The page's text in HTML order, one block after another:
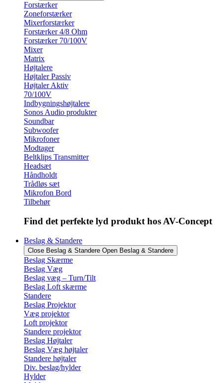
Forstærker
Zoneforstærker
Mixerforstærker
Forstærker 4/8 Ohm
Forstærker 70/100V
Mixer
Matrix
Højtalere
Højtaler Passiv
Højtaler Aktiv
70/100V
Indbygningshøjtalere
Sonos Audio produkter
Soundbar
Subwoofer
Mikrofoner
Modtager
Beltklips Transmitter
Headsæt
Håndholdt
Trådløs sæt
Mikrofon Bord
Tilbehør
Find det perfekte lyd produkt hos AV-Concept
Beslag & Standere
Close Beslag & Standere Open Beslag & Standere
Beslag Skærme
Beslag Væg
Beslag væg – Turn/Tilt
Beslag Loft skærme
Standere
Beslag Projektor
Væg projektor
Loft projektor
Standere projektor
Beslag Højtaler
Beslag Væg højtaler
Standere højtaler
Div. beslag/hylder
Hylder